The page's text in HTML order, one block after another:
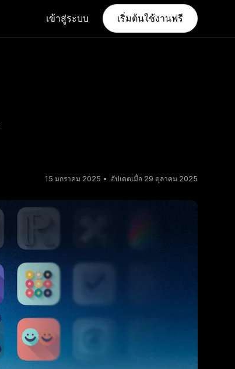
เข้าสู่ระบบ เริ่มต้นใช้งานฟรี
15 มกราคม 2025 อัปเดตเมื่อ 29 ตุลาคม 2025